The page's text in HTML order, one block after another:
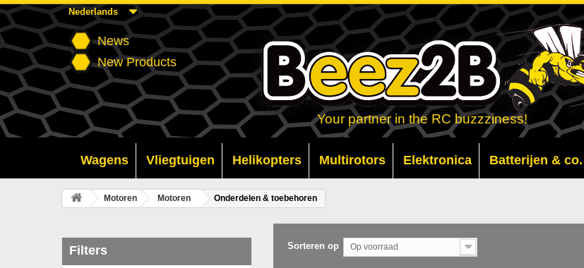
Nederlands
Your partner in the RC buzzziness!
News
New Products
Wagens Vliegtuigen Helikopters Multirotors Elektronica Batterijen & co.
Motoren Motoren Onderdelen & toebehoren
Filters Sorteren op Op voorraad